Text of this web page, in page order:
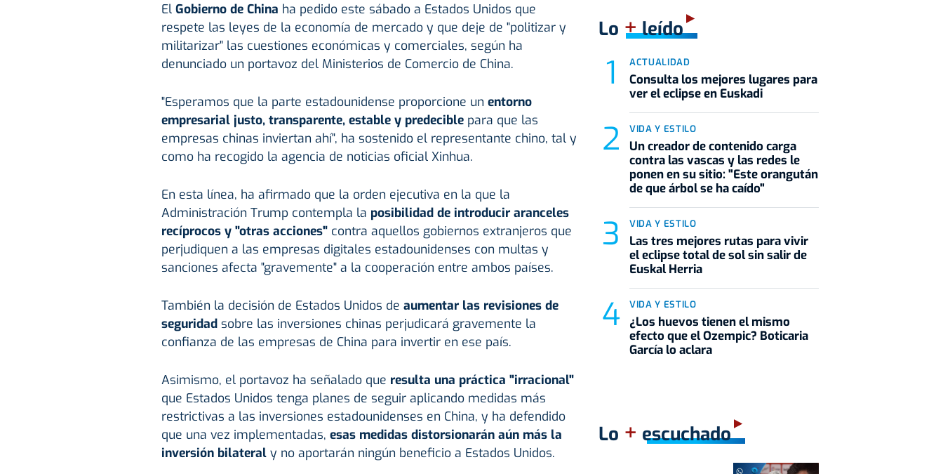
ElGobierno de China ha pedido este sábado a Estados Unidos que
respete las leyes de la economía de mercado y que deje de "politizar y
militarizar" las cuestiones económicas y comerciales, según ha
denunciado un portavoz del Ministerios de Comercio de China.
"Esperamos que la parte estadounidense proporcione un entorno
empresarial justo, transparente, estable y predeciblepara que las
empresas chinas inviertan ahí", ha sostenido el representante chino, tal y
como ha recogido la agencia de noticias oficial Xinhua.
En esta línea, ha afirmado que la orden ejecutiva en la que la
Administración Trump contempla la posibilidad de introducir aranceles
recíprocos y "otras acciones" contra aquellos gobiernos extranjeros que
perjudiquen a las empresas digitales estadounidenses con multas y
sanciones afecta "gravemente" a la cooperación entre ambos países.
También la decisión de Estados Unidos de aumentar las revisiones de
seguridadsobre las inversiones chinas perjudicará gravemente la
confianza de las empresas de China para invertir en ese país.
Asimismo, el portavoz ha señalado que resulta una práctica "irracional"
que Estados Unidos tenga planes de seguir aplicando medidas más
restrictivas a las inversiones estadounidenses en China, y ha defendido
que una vez implementadas, esas medidas distorsionarán aún más la
inversión bilateral y no aportarán ningún beneficio a Estados Unidos.
Lo +leído
ACTUALIDAD
Consulta los mejores lugares para
ver el eclipse en Euskadi
VIDA Y ESTILO
Un creador de contenido carga
contra las vascas y las redes le
ponen en su sitio: "Este orangután
de que árbol se ha caído"
VIDA Y ESTILO
Las tres mejores rutas para vivir
el eclipse total de sol sin salir de
Euskal Herria
VIDA Y ESTILO
¿Los huevos tienen el mismo
efecto que el Ozempic? Boticaria
García lo aclara
Lo + escuchado